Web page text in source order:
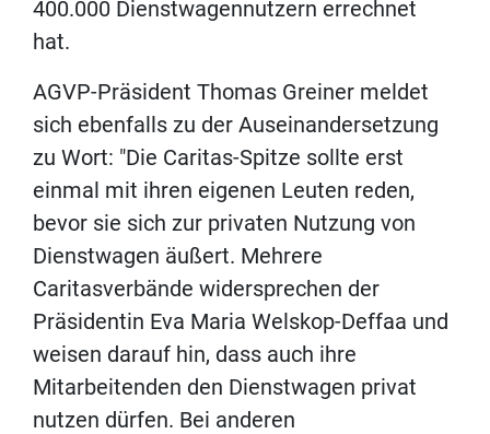
400.000 Dienstwagennutzern errechnet
hat.
AGVP-Präsident Thomas Greiner meldet
sich ebenfalls zu der Auseinandersetzung
zu Wort: "Die Caritas-Spitze sollte erst
einmal mit ihren eigenen Leuten reden,
bevor sie sich zur privaten Nutzung von
Dienstwagen äußert. Mehrere
Caritasverbände widersprechen der
Präsidentin Eva Maria Welskop-Deffaa und
weisen darauf hin, dass auch ihre
Mitarbeitenden den Dienstwagen privat
nutzen dürfen. Bei anderen